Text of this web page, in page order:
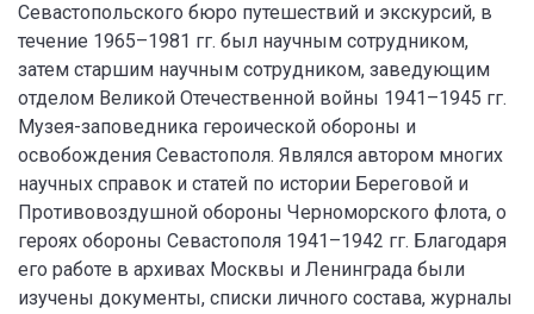
Севастопольского бюро путешествий и экскурсий, в
течение 1965–1981 гг. был научным сотрудником,
затем старшим научным сотрудником, заведующим
отделом Великой Отечественной войны 1941–1945 гг.
Музея-заповедника героической обороны и
освобождения Севастополя. Являлся автором многих
научных справок и статей по истории Береговой и
Противовоздушной обороны Черноморского флота, о
героях обороны Севастополя 1941–1942 гг. Благодаря
его работе в архивах Москвы и Ленинграда были
изучены документы, списки личного состава, журналы